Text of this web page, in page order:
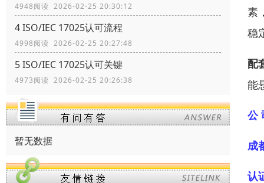
4948阅读 2026-02-25 20:30:12
4 ISO/IEC 17025认可流程
4998阅读 2026-02-25 20:27:48
5 ISO/IEC 17025认可关键
4973阅读 2026-02-25 20:26:38
暂无数据
素
稳
配
能
公
成
认